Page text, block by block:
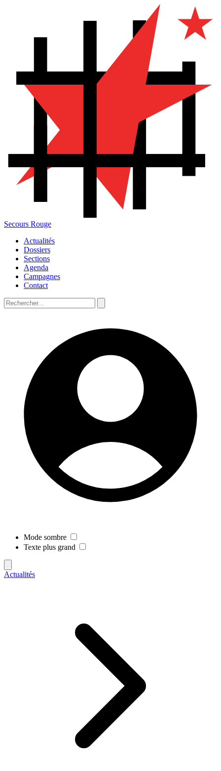
Secours Rouge
Actualités
Dossiers
Sections
Agenda
Campagnes
Contact
Mode sombre
Texte plus grand
Actualités